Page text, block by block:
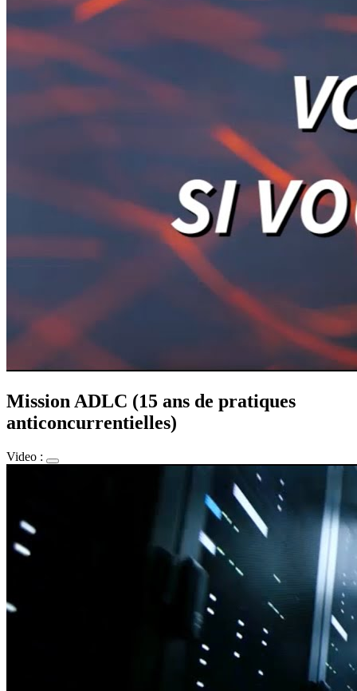
Mission ADLC (15 ans de pratiques
anticoncurrentielles)
Video :